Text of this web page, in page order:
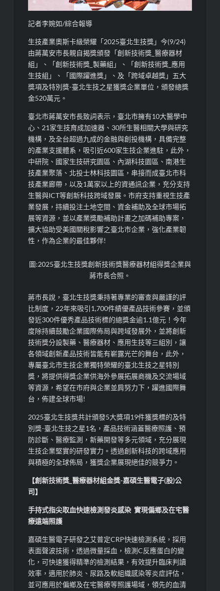
記者李婉如/綜合報導
生技產業奧斯卡級榮耀「2025臺北生技獎」今(9/24)
由蔣萬安市長親自揭獎頒發「創新技術獎_醫療器材
組」、「創新技術獎_製藥組」、「創新技術獎_應用
生技組」、「國際躍進獎」、及「跨域卓越獎」五大
獎項及特別獎-臺北生技之星獲獎企業單位，頒發總獎
金520萬元。
臺北市蔣萬安市長致詞表示，臺北市擁有10大醫學中
心、21家生技育成加速器、30所生醫相關大學與研究
機構，及全台超過九成的金融與創投機構，具備完整
的產業支援體系，吸引近600家生技企業進駐，此外，
中研院、國家生技研究園區、內湖科技園區、南港生
技產業聚落、北投士林科技園區，串接而成臺北市科
技產業廊帶，以及1萬家以上的資通訊企業，充分支持
生醫與ICT等創新科技跨域發展。市府支持重視生技產
業發展，持續投注土地空間、資金補助及全球市場拓
展等資源，並以產業獎勵補助計畫之加碼補助專案，
擴大協助受美國關稅影響之臺北市企業，強化產業韌
性，作為企業的最佳夥伴!
圖:2025臺北生技獎創新技術獎醫療器材組得獎企業與
蔣市長合照。
蔣市長說，臺北生技獎秉持著專業的審查與嚴謹的評
比制度，22年來吸引1,700件績優產品技術參賽，並頒
發近300件優秀產品技術標的總獎金逾1.1億元！今年
度除持續鼓勵企業國際佈局與跨域發展外，並將創新
技術獎分設製藥、醫療器材、應用生技等三組別，讓
各領域創新產品技術皆能有嶄露光芒的舞台，此外，
專屬臺北市生技企業獨特榮耀的臺北生技之星特別
獎，將提供得獎企業供海外參展拓展商機及交流場域
等資源，希望在市府與企業並肩努力下，躍進國際舞
台，佈建全球市場!
2025臺北生技獎共計頒發5大獎項19件獲獎標的及特
別獎-臺北生技之星1名，產品技術涵蓋醫療照護、預
防診斷、醫療監測，新藥開發等多元領域，充分展現
生技企業堅實的研發實力。透過創新科技的跨域應用
與積極的全球佈局，獲獎企業展現絕佳的競爭力。
【創新技術獎_醫療器材組金獎-嘉碩生醫電子(股)公
司】
手持式指尖取血快速檢測發炎感染 實現偏鄉及在宅醫
療遠端照護
嘉碩生醫電子研發之艾普定CRP快速檢測系統，採用
表面聲波技術，透過微量採血，檢測C反應蛋白的變
化，可快速獲得精準的檢測結果，有效提升臨床判讀
效率，適用於肺炎、尿路及軟組織感染等炎症評估，
並可應用於偏鄉及在宅醫療等照護場域，領先的血清